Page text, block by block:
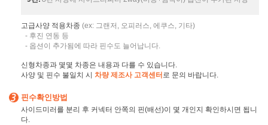
고급사양 적용차종 (ex: 그랜저, 오피러스, 에쿠스, 기타)
- 후진 연동 등
- 옵션이 추가됨에 따라 핀수도 늘어납니다.
신형차종과 몇몇 차종은 내용과 다를 수 있습니다.
사양 및 핀수 불일치 시 차량 제조사 고객센터 로 문의 바랍니다.
핀수확인방법
사이드미러를 분리 후 커넥터 안쪽의 핀(배선)이 몇 개인지 확인하시면 됩니
다.